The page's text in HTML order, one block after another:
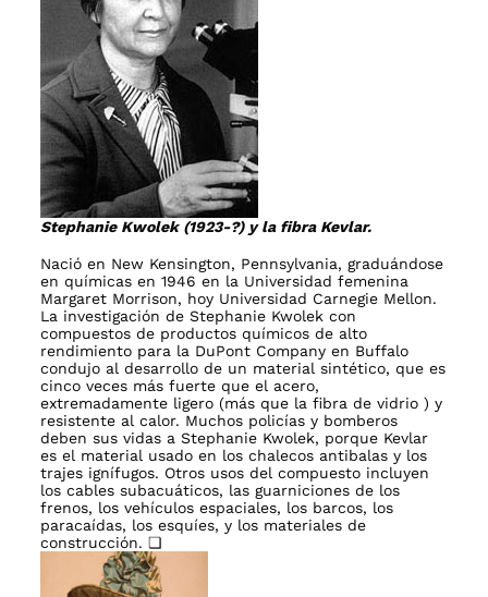
Stephanie Kwolek (1923-?) y la fibra Kevlar.
Nació en New Kensington, Pennsylvania, graduándose
en químicas en 1946 en la Universidad femenina
Margaret Morrison, hoy Universidad Carnegie Mellon.
La investigación de Stephanie Kwolek con
compuestos de productos químicos de alto
rendimiento para la DuPont Company en Buffalo
condujo al desarrollo de un material sintético, que es
cinco veces más fuerte que el acero,
extremadamente ligero (más que la fibra de vidrio ) y
resistente al calor. Muchos policías y bomberos
deben sus vidas a Stephanie Kwolek, porque Kevlar
es el material usado en los chalecos antibalas y los
trajes ignífugos. Otros usos del compuesto incluyen
los cables subacuáticos, las guarniciones de los
frenos, los vehículos espaciales, los barcos, los
paracaídas, los esquíes, y los materiales de
construcción. ❏